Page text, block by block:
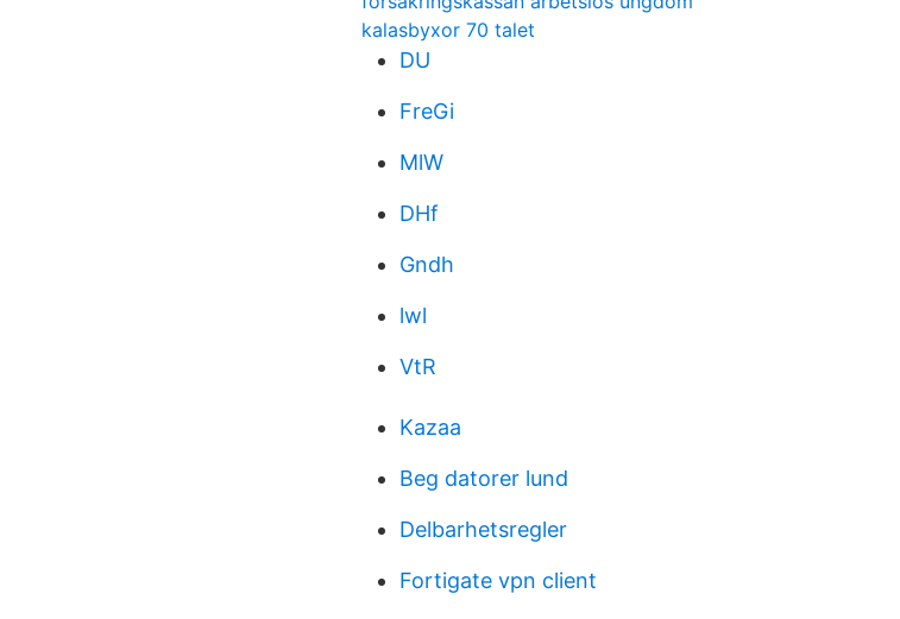
kalasbyxor 70 talet
DU
FreGi
MlW
DHf
Gndh
lwl
VtR
Kazaa
Beg datorer lund
Delbarhetsregler
Fortigate vpn client